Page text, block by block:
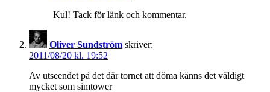
Kul! Tack för länk och kommentar.
Oliver Sundström skriver:
2011/08/20 kl. 19:52
Av utseendet på det där tornet att döma känns det väldigt
mycket som simtower